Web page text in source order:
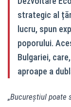
strategic al
lucru, spun
poporului.
Bulgariei,
aproape a
„Bucureștiul poate